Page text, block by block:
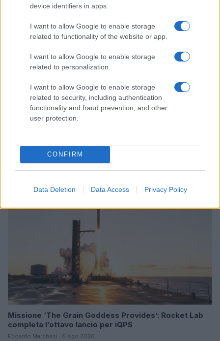
device identifiers in apps.
I want to allow Google to enable storage
related to functionality of the website or app.
I want to allow Google to enable storage
related to personalization.
I want to allow Google to enable storage
related to security, including authentication
functionality and fraud prevention, and other
user protection.
CONFIRM
Data Deletion Data Access Privacy Policy
Continua a leggere
Missione ‘The Grain Goddess Provides’: Rocket Lab
completa l’ottavo lancio per iQPS
Edoardo Marchesi · 6 Ago 2026